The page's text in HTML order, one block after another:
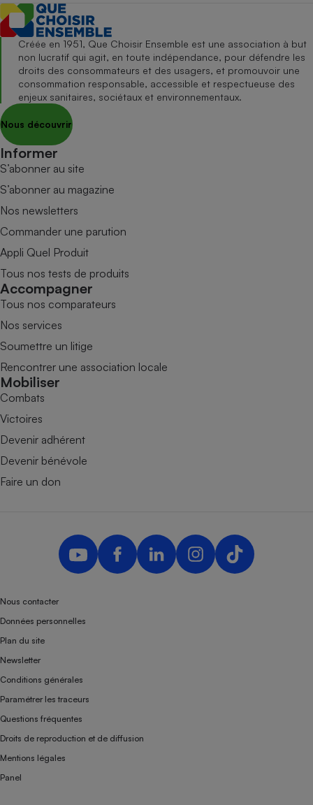
Créée en 1951, Que Choisir Ensemble est une association à but
non lucratif qui agit, en toute indépendance, pour défendre les
droits des consommateurs et des usagers, et promouvoir une
consommation responsable, accessible et respectueuse des
enjeux sanitaires, sociétaux et environnementaux.
Nous découvrir
Informer
S’abonner au site
S’abonner au magazine
Nos newsletters
Commander une parution
Appli Quel Produit
Tous nos tests de produits
Accompagner
Tous nos comparateurs
Nos services
Soumettre un litige
Rencontrer une association locale
Mobiliser
Combats
Victoires
Devenir adhérent
Devenir bénévole
Faire un don
Nous contacter
Données personnelles
Plan du site
Newsletter
Conditions générales
Paramétrer les traceurs
Questions fréquentes
Droits de reproduction et de diffusion
Mentions légales
Panel